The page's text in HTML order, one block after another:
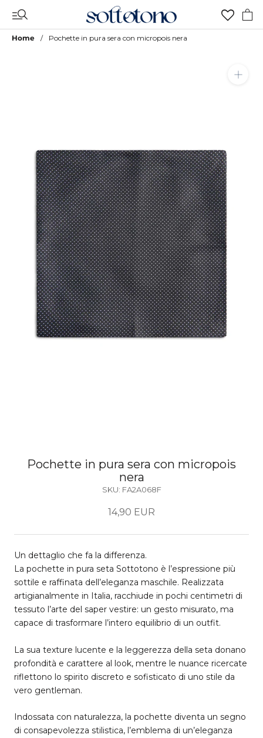
contenuto
Home Pochette in pura sera con micropois nera
Pochette in pura sera con micropois
nera
SKU: FA2A068F
14,90 EUR
Un dettaglio che fa la differenza.
La pochette in pura seta Sottotono è l’espressione più
sottile e raffinata dell’eleganza maschile. Realizzata
artigianalmente in Italia, racchiude in pochi centimetri di
tessuto l’arte del saper vestire: un gesto misurato, ma
capace di trasformare l’intero equilibrio di un outfit.
La sua texture lucente e la leggerezza della seta donano
profondità e carattere al look, mentre le nuance ricercate
riflettono lo spirito discreto e sofisticato di uno stile da
vero gentleman.
Indossata con naturalezza, la pochette diventa un segno
di consapevolezza stilistica, l’emblema di un’eleganza